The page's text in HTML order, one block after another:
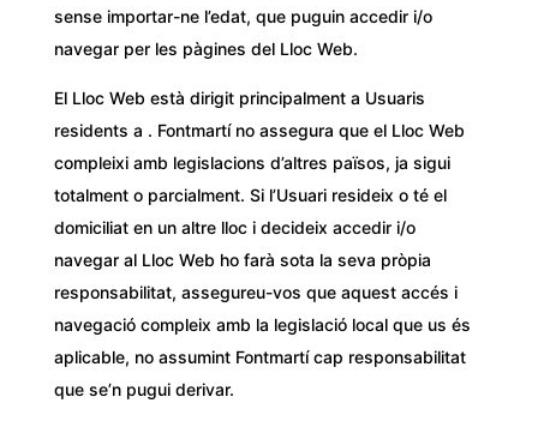
sense importar-ne l’edat, que puguin accedir i/o
navegar per les pàgines del Lloc Web.
El Lloc Web està dirigit principalment a Usuaris
residents a . Fontmartí no assegura que el Lloc Web
compleixi amb legislacions d’altres països, ja sigui
totalment o parcialment. Si l’Usuari resideix o té el
domiciliat en un altre lloc i decideix accedir i/o
navegar al Lloc Web ho farà sota la seva pròpia
responsabilitat, assegureu-vos que aquest accés i
navegació compleix amb la legislació local que us és
aplicable, no assumint Fontmartí cap responsabilitat
que se’n pugui derivar.